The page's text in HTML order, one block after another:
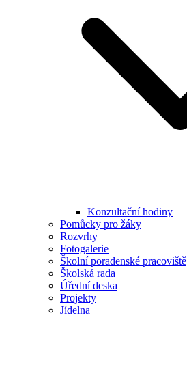
Konzultační hodiny
Pomůcky pro žáky
Rozvrhy
Fotogalerie
Školní poradenské pracoviště
Školská rada
Úřední deska
Projekty
Jídelna